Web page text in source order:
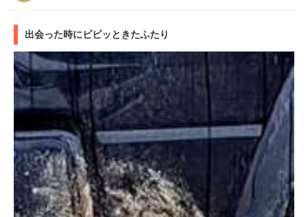
出会った時にビビッときたふたり